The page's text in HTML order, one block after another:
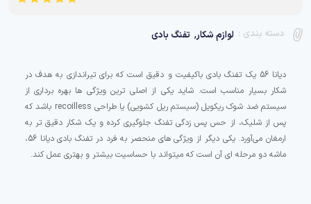
دسته بندی : لوازم شکار, تفنگ بادی
دیانا 56 یک تفنگ بادی باکیفیت و دقیق است که برای تیراندازی به هدف در
شکار بسیار مناسب است. شاید یکی از اصلی ترین ویژگی ها بهره برداری از
سیستم ضد شوک ریکویل (سیستم ریل کشویی) یا طراحی recoilless باشد که
پس از شلیک، از حس پس زدگی تفنگ جلوگیری کرده و یک شکار دقیق تر به
ارمغان می‌آورد. یکی دیگر از ویژگی های منحصر به فرد در تفنگ بادی دیانا 56،